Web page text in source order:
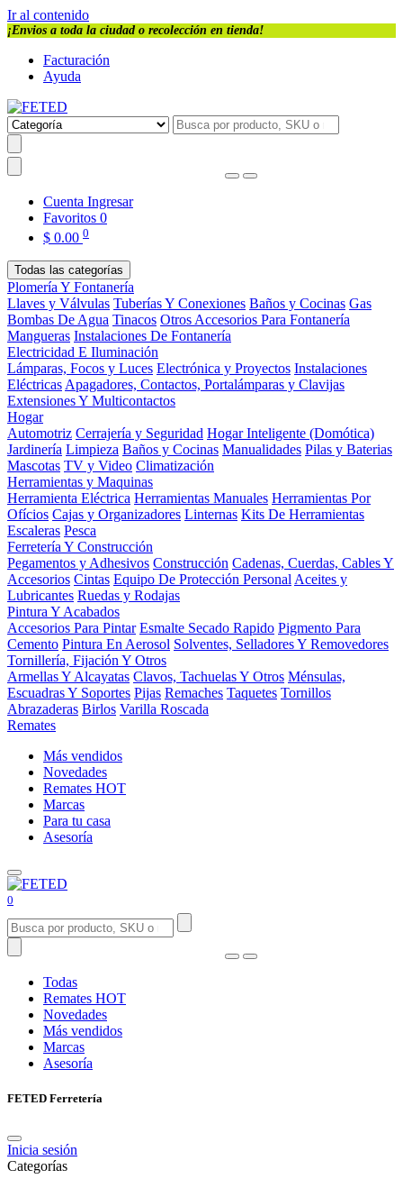
Ir al contenido
¡Envios a toda la ciudad o recolección en tienda!
Facturación
Ayuda
Cuenta Ingresar
Favoritos 0
$ 0.00 0
Todas las categorías
Plomería Y Fontanería
Llaves y Válvulas Tuberías Y Conexiones Baños y Cocinas Gas
Bombas De Agua Tinacos Otros Accesorios Para Fontanería
Mangueras Instalaciones De Fontanería
Electricidad E Iluminación
Lámparas, Focos y Luces Electrónica y Proyectos Instalaciones
Eléctricas Apagadores, Contactos, Portalámparas y Clavijas
Extensiones Y Multicontactos
Hogar
Automotriz Cerrajería y Seguridad Hogar Inteligente (Domótica)
Jardinería Limpieza Baños y Cocinas Manualidades Pilas y Baterias
Mascotas TV y Video Climatización
Herramientas y Maquinas
Herramienta Eléctrica Herramientas Manuales Herramientas Por
Ofícios Cajas y Organizadores Linternas Kits De Herramientas
Escaleras Pesca
Ferretería Y Construcción
Pegamentos y Adhesivos Construcción Cadenas, Cuerdas, Cables Y
Accesorios Cintas Equipo De Protección Personal Aceites y
Lubricantes Ruedas y Rodajas
Pintura Y Acabados
Accesorios Para Pintar Esmalte Secado Rapido Pigmento Para
Cemento Pintura En Aerosol Solventes, Selladores Y Removedores
Tornillería, Fijación Y Otros
Armellas Y Alcayatas Clavos, Tachuelas Y Otros Ménsulas,
Escuadras Y Soportes Pijas Remaches Taquetes Tornillos
Abrazaderas Birlos Varilla Roscada
Remates
Más vendidos
Novedades
Remates HOT
Marcas
Para tu casa
Asesoría
0
Todas
Remates HOT
Novedades
Más vendidos
Marcas
Asesoría
FETED Ferretería
Inicia sesión
Categorías